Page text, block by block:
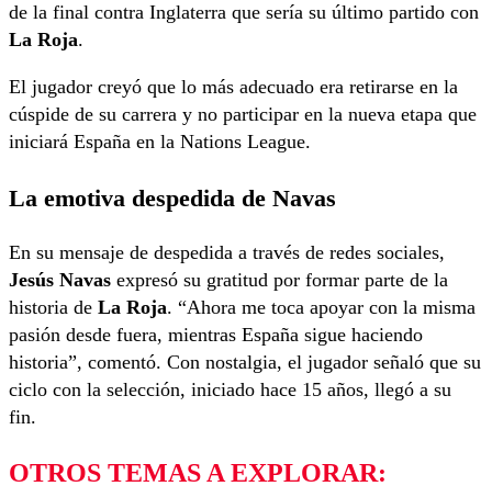
de la final contra Inglaterra que sería su último partido con
La Roja.
El jugador creyó que lo más adecuado era retirarse en la
cúspide de su carrera y no participar en la nueva etapa que
iniciará España en la Nations League.
La emotiva despedida de Navas
En su mensaje de despedida a través de redes sociales,
Jesús Navas expresó su gratitud por formar parte de la
historia de La Roja. “Ahora me toca apoyar con la misma
pasión desde fuera, mientras España sigue haciendo
historia”, comentó. Con nostalgia, el jugador señaló que su
ciclo con la selección, iniciado hace 15 años, llegó a su
fin.
OTROS TEMAS A EXPLORAR: